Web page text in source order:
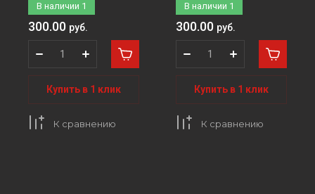
В наличии 1
300.00 руб.
Купить в 1 клик
К сравнению
В наличии 1
300.00 руб.
Купить в 1 клик
К сравнению